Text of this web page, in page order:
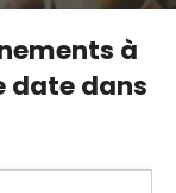
à
date dans